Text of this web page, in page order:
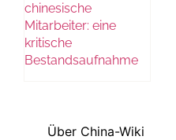
chinesische
Mitarbeiter: eine
kritische
Bestandsaufnahme
Über China-Wiki